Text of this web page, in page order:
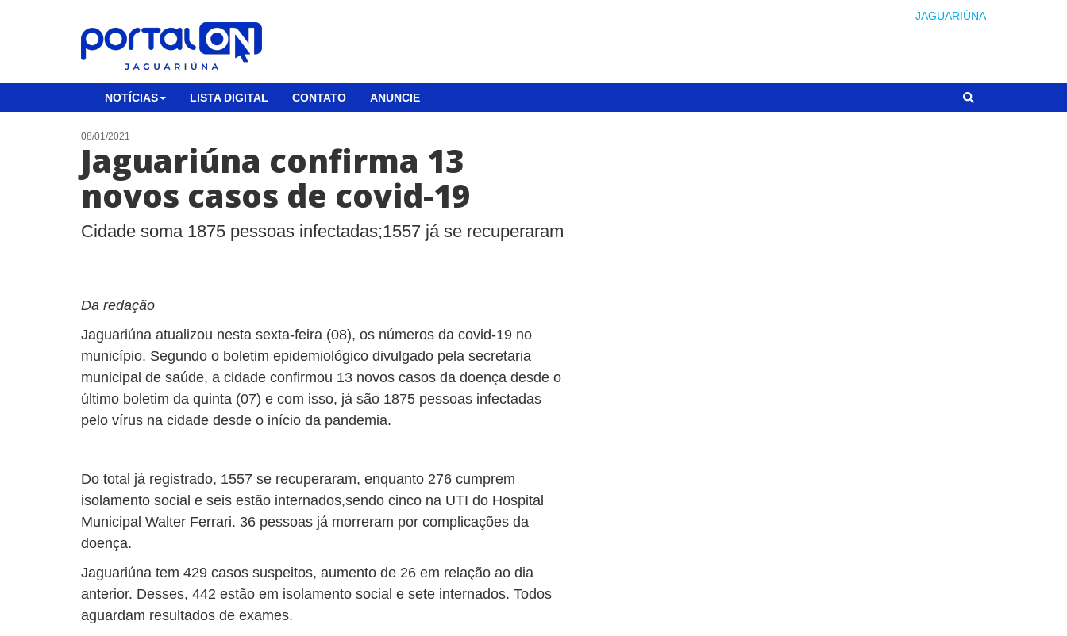
JAGUARIÚNA
NOTÍCIAS LISTA DIGITAL CONTATO ANUNCIE
08/01/2021
Jaguariúna confirma 13
novos casos de covid-19
Cidade soma 1875 pessoas infectadas;1557 já se recuperaram
Da redação
Jaguariúna atualizou nesta sexta-feira (08), os números da covid-19 no
município. Segundo o boletim epidemiológico divulgado pela secretaria
municipal de saúde, a cidade confirmou 13 novos casos da doença desde o
último boletim da quinta (07) e com isso, já são 1875 pessoas infectadas
pelo vírus na cidade desde o início da pandemia.
Do total já registrado, 1557 se recuperaram, enquanto 276 cumprem
isolamento social e seis estão internados,sendo cinco na UTI do Hospital
Municipal Walter Ferrari. 36 pessoas já morreram por complicações da
doença.
Jaguariúna tem 429 casos suspeitos, aumento de 26 em relação ao dia
anterior. Desses, 442 estão em isolamento social e sete internados. Todos
aguardam resultados de exames.